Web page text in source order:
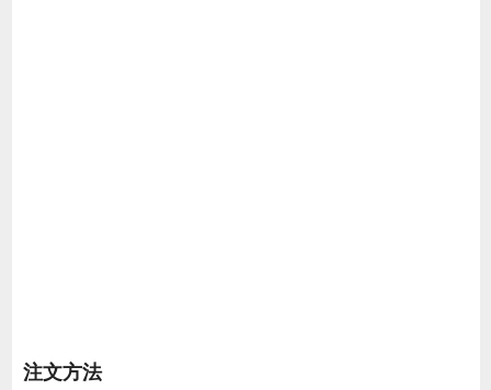
注文方法